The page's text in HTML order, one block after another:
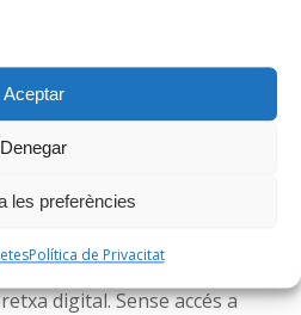
Aceptar
Denegar
les preferències
Política de Privacitat
creiem que el voluntariat
a aquesta necessitat.
molt poder disposar
com per poder oferir
Una de les moltes
ha fet aflorar amb
digital. Sense accés a